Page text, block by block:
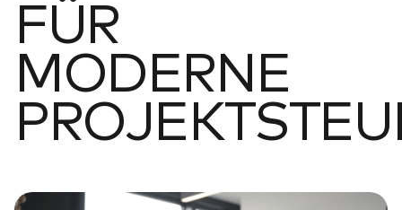
FÜR
MODERNE